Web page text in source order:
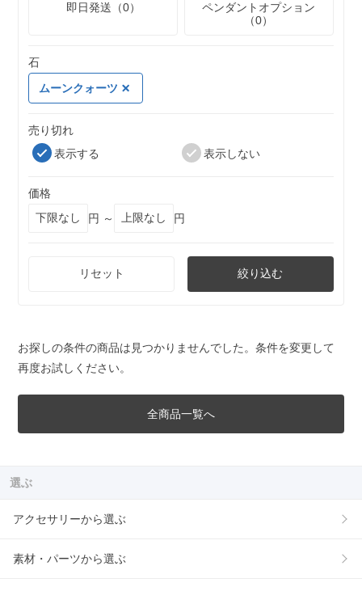
即日発送（0）
ペンダントオプション
（0）
石
ムーンクォーツ
売り切れ
表示する
表示しない
価格
円 ～
円
リセット 絞り込む
お探しの条件の商品は見つかりませんでした。条件を変更して
再度お試しください。
全商品一覧へ
選ぶ
アクセサリーから選ぶ
素材・パーツから選ぶ